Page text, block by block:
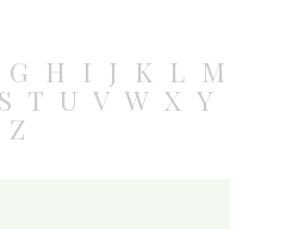
G H I J K L M
S T U V W X Y
Z